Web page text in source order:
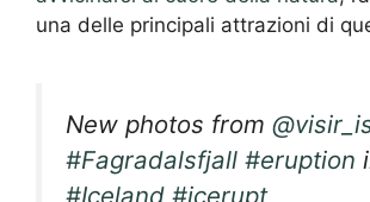
una delle principali attrazioni di
New photos from @visir_is
#Fagradalsfjall #eruption
#Iceland #icerupt